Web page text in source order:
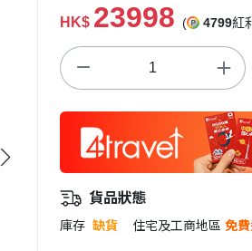
HK$ 23998 ( 4799紅
貨品狀態
庫存 缺貨 住宅及工商地區 免